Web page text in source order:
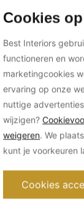
Cookies
Best Interiors
functioneren en
marketingcookies
ervaring op onze
nuttige
wijzigen?
weigeren. We
kunt je voorkeuren
Cookies